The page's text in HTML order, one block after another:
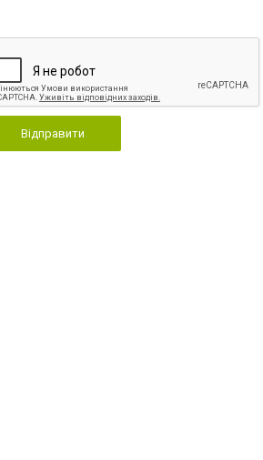
Відправити